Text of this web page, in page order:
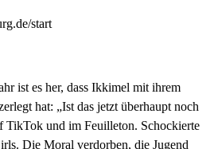
start
ist es her, dass Ikkimel mit ihrem
hat: „Ist das jetzt überhaupt noch
TikTok und im Feuilleton. Schockierte
Die Moral verdorben, die Jugend